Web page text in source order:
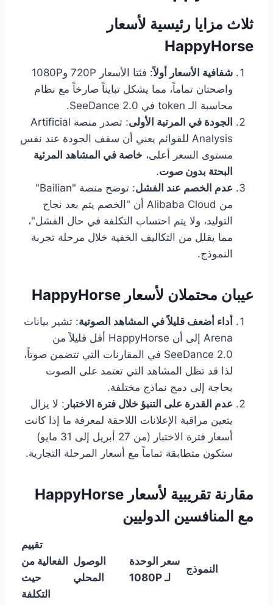
ثلاث مزايا رئيسية لأسعار
HappyHorse
شفافية الأسعار أولاً
: فئتا الأسعار 720P و1080P
واضحتان تماماً، مما يشكل تبايناً صارخاً مع نظام
محاسبة الـ token في SeeDance 2.0.
الجودة في المرتبة الأولى
: تصدر منصة Artificial
Analysis للقوائم يعني أن سقف الجودة عند نفس
مستوى السعر أعلى، خاصة في المشاهد المرئية
البحتة بدون صوت.
عدم الخصم عند الفشل
: توضح منصة "Bailian"
من Alibaba Cloud أن "الخصم يتم بعد نجاح
التوليد، ولا يتم احتساب التكلفة في حال الفشل"،
مما يقلل من التكاليف الخفية خلال مرحلة تجربة
النموذج.
عيبان محتملان لأسعار HappyHorse
أداء أضعف قليلاً في المشاهد الصوتية: تشير بيانات
Arena إلى أن HappyHorse أقل قليلاً من
SeeDance 2.0 في المقارنات التي تتضمن صوتاً،
لذا قد تظل المشاهد التي تعتمد على الصوت
بحاجة إلى دمج نماذج مختلفة.
عدم القدرة على التنبؤ خلال فترة الاختبار : لا يزال
يتعين مراقبة الإعلانات اللاحقة لمعرفة ما إذا كانت
أسعار فترة الاختبار (من 27 أبريل إلى 31 مايو)
ستكون متطابقة تماماً مع أسعار المرحلة التجارية.
مقارنة تقريبية لأسعار HappyHorse
مع المنافسين الدوليين
النموذج
سعر الوحدة
لـ 1080P
الوصول
المحلي
تقييم
الفعالية من
حيث
التكلفة